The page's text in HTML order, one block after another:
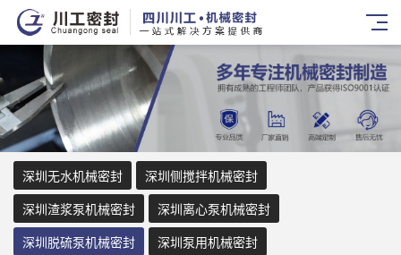
深圳无水机械密封
深圳侧搅拌机械密封
深圳渣浆泵机械密封
深圳离心泵机械密封
深圳脱硫泵机械密封
深圳泵用机械密封